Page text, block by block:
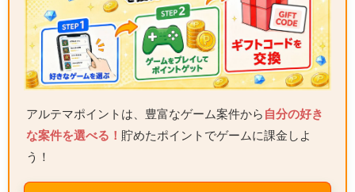
アルテマポイントは、豊富なゲーム案件から 自分の好き
な案件を選べる！ 貯めたポイントでゲームに課金しよ
う！